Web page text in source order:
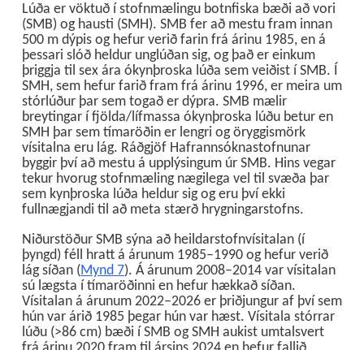
Lúða er vöktuð í stofnmælingu botnfiska bæði að vori
(SMB) og hausti (SMH). SMB fer að mestu fram innan
500 m dýpis og hefur verið farin frá árinu 1985, en á
þessari slóð heldur unglúðan sig, og það er einkum
þriggja til sex ára ókynþroska lúða sem veiðist í SMB. Í
SMH, sem hefur farið fram frá árinu 1996, er meira um
stórlúður þar sem togað er dýpra. SMB mælir
breytingar í fjölda/lífmassa ókynþroska lúðu betur en
SMH þar sem tímaröðin er lengri og öryggismörk
vísitalna eru lág. Ráðgjöf Hafrannsóknastofnunar
byggir því að mestu á upplýsingum úr SMB. Hins vegar
tekur hvorug stofnmæling nægilega vel til svæða þar
sem kynþroska lúða heldur sig og eru því ekki
fullnægjandi til að meta stærð hrygningarstofns.
Niðurstöður SMB sýna að heildarstofnvísitalan (í
þyngd) féll hratt á árunum 1985–1990 og hefur verið
lág síðan (Mynd 7). Á árunum 2008–2014 var vísitalan
sú lægsta í tímaröðinni en hefur hækkað síðan.
Vísitalan á árunum 2022–2026 er þriðjungur af því sem
hún var árið 1985 þegar hún var hæst. Vísitala stórrar
lúðu (>86 cm) bæði í SMB og SMH aukist umtalsvert